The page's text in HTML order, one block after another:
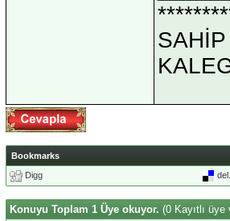
Bookmarks
Digg
Konuyu Toplam 1 Üye okuyor. (0 Kayıtlı